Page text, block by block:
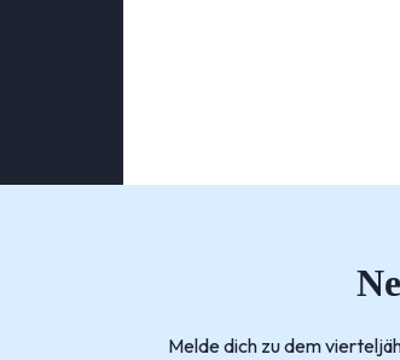
Melde dich zu dem